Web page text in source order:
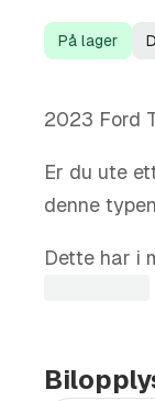
Lagerstatus
På lager
Drivstoff
Girkasse
Modellår
2023 Ford
Er du ute
denne
Dette har i